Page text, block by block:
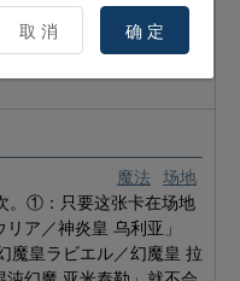
卡除外发动。从卡组将
降雷皇ハモン／降雷皇 哈
魔法 场地
。①：只要这张卡在场地
ア／神炎皇 乌利亚」
魔皇ラビエル／幻魔皇 拉
取 消 确 定